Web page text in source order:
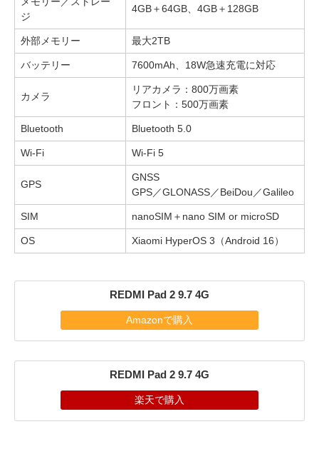
ジ
4GB＋64GB、4GB＋128GB
外部メモリー 最大2TB
バッテリー 7600mAh、18W急速充電に対応
カメラ
リアカメラ：800万画素
フロント：500万画素
Bluetooth Bluetooth 5.0
Wi-Fi Wi-Fi 5
GPS
GNSS
GPS／GLONASS／BeiDou／Galileo
SIM nanoSIM＋nano SIM or microSD
OS Xiaomi HyperOS 3（Android 16）
REDMI Pad 2 9.7 4G
Amazonで購入
REDMI Pad 2 9.7 4G
楽天で購入